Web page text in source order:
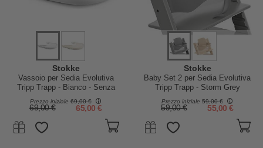
Stokke
Vassoio per Sedia Evolutiva
Tripp Trapp - Bianco - Senza
Prezzo iniziale 69,00 €
69,00 € 65,00 €
Stokke
Baby Set 2 per Sedia Evolutiva
Tripp Trapp - Storm Grey
Prezzo iniziale 59,00 €
59,00 € 55,00 €